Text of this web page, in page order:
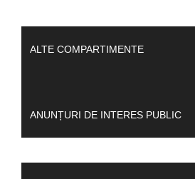
ALTE COMPARTIMENTE
ANUNȚURI DE INTERES PUBLIC